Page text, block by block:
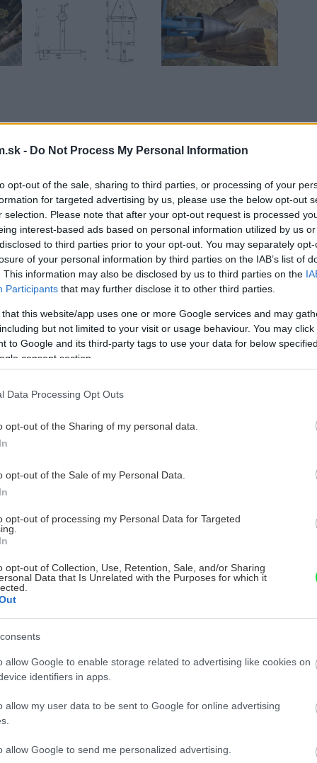
- Do Not Process My Personal Information
opt-out of the sale, sharing to third parties, or processing of your
for targeted advertising by us, please use the below opt-out
selection. Please note that after your opt-out request is processed
interest-based ads based on personal information utilized by us
to third parties prior to your opt-out. You may separately
of your personal information by third parties on the IAB’s list of
This information may also be disclosed by us to third parties on the
Participants that may further disclose it to other third parties.
that this website/app uses one or more Google services and may
but not limited to your visit or usage behaviour. You may
to Google and its third-party tags to use your data for below
consent section.
Data Processing Opt Outs
opt-out of the Sharing of my personal data.
opt-out of the Sale of my Personal Data.
opt-out of processing my Personal Data for Targeted
opt-out of Collection, Use, Retention, Sale, and/or Sharing
Data that Is Unrelated with the Purposes for which it
allow Google to enable storage related to advertising like cookies on
identifiers in apps.
allow my user data to be sent to Google for online advertising
allow Google to send me personalized advertising.
kuželi (1), na ktorom je narezaný závit.
a so zväčšujúcim sa priemerom ho
(3), ktorý je umiestnený v dvoch
Hriadeľ má na opačnom konci drážky
do tvaru T, je zhotovený z
s držiakom na „tretí bod“ uchytenia do
prispôsobená na vloženie kálačky do
sa kardan
ktorý zabráni pretočeniu polena.
dali kálať polená dlhé minimálne meter.
prispôsobiť podľa rozmerov traktora